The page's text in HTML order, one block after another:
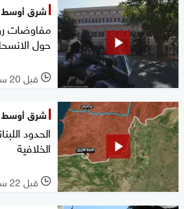
شرق أوسط
مفاوضات
حول
l قبل 20 ساعة
شرق أوسط
الحدود
الخلافية
l قبل 22 ساعة